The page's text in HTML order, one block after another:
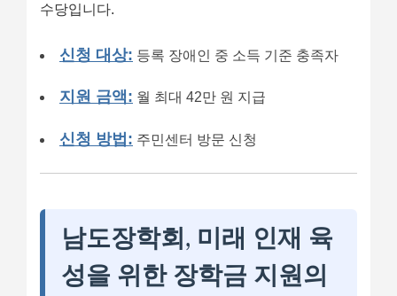
수당입니다.
신청 대상: 등록 장애인 중 소득 기준 충족자
지원 금액: 월 최대 42만 원 지급
신청 방법: 주민센터 방문 신청
남도장학회, 미래 인재 육
성을 위한 장학금 지원의